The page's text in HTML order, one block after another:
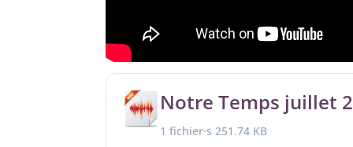
Notre Temps juillet
1 fichier·s 251.74 KB